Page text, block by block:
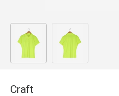
Bild 1 in Galerieansicht laden
Craft